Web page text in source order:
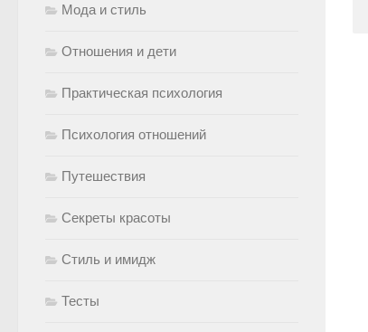
Мода и стиль
Отношения и дети
Практическая психология
Психология отношений
Путешествия
Секреты красоты
Стиль и имидж
Тесты